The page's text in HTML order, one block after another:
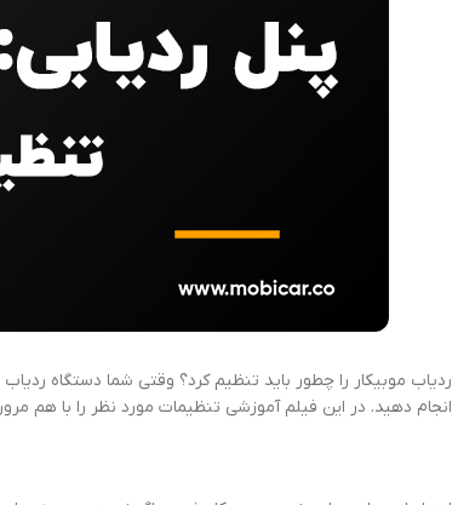
ردیاب موبیکار را چطور باید تنظیم کرد؟ وقتی شما دستگاه
انجام دهید. در این فیلم آموزشی تنظیمات مورد نظر را با هم